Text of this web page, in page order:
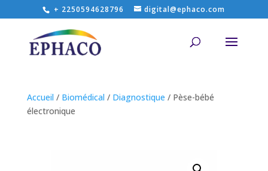
+ 2250594628796 digital@ephaco.com
Accueil / Biomédical / Diagnostique / Pèse-bébé
électronique